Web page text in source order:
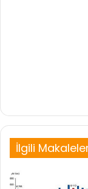
İlgili